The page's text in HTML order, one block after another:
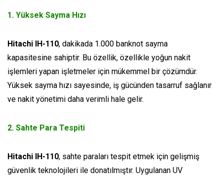
1. Yüksek Sayma Hızı
Hitachi IH-110, dakikada 1.000 banknot sayma
kapasitesine sahiptir. Bu özellik, özellikle yoğun nakit
işlemleri yapan işletmeler için mükemmel bir çözümdür.
Yüksek sayma hızı sayesinde, iş gücünden tasarruf sağlanır
ve nakit yönetimi daha verimli hale gelir.
2. Sahte Para Tespiti
Hitachi IH-110, sahte paraları tespit etmek için gelişmiş
güvenlik teknolojileri ile donatılmıştır. Uygulanan UV